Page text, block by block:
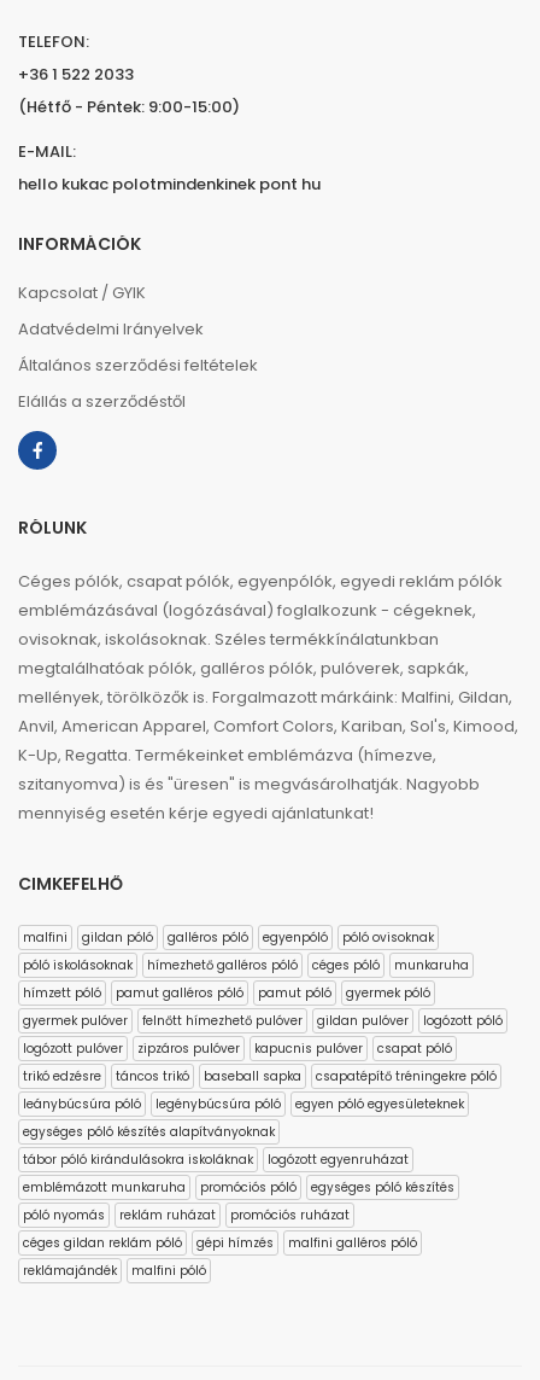
TELEFON:
+36 1 522 2033
(Hétfő - Péntek: 9:00-15:00)
E-MAIL:
hello kukac polotmindenkinek pont hu
INFORMÁCIÓK
Kapcsolat / GYIK
Adatvédelmi Irányelvek
Általános szerződési feltételek
Elállás a szerződéstől
RÓLUNK
Céges pólók, csapat pólók, egyenpólók, egyedi reklám pólók
emblémázásával (logózásával) foglalkozunk - cégeknek,
ovisoknak, iskolásoknak. Széles termékkínálatunkban
megtalálhatóak pólók, galléros pólók, pulóverek, sapkák,
mellények, törölközők is. Forgalmazott márkáink: Malfini, Gildan,
Anvil, American Apparel, Comfort Colors, Kariban, Sol's, Kimood,
K-Up, Regatta. Termékeinket emblémázva (hímezve,
szitanyomva) is és "üresen" is megvásárolhatják. Nagyobb
mennyiség esetén kérje egyedi ajánlatunkat!
CIMKEFELHŐ
malfini gildan póló galléros póló egyenpóló
póló ovisoknak
póló iskolásoknak
hímezhető galléros póló céges póló
munkaruha
hímzett póló
pamut galléros póló pamut póló
gyermek póló
gyermek pulóver
felnőtt hímezhető pulóver gildan pulóver
logózott póló
logózott pulóver
zipzáros pulóver kapucnis pulóver
csapat póló
trikó edzésre
táncos trikó baseball sapka
csapatépítő tréningekre póló
leánybúcsúra póló
legénybúcsúra póló
egyen póló egyesületeknek
egységes póló készítés alapítványoknak
tábor póló kirándulásokra iskoláknak
logózott egyenruházat
emblémázott munkaruha
promóciós póló
egységes póló készítés
póló nyomás
reklám ruházat
promóciós ruházat
céges gildan reklám póló
gépi hímzés
malfini galléros póló
reklámajándék
malfini póló